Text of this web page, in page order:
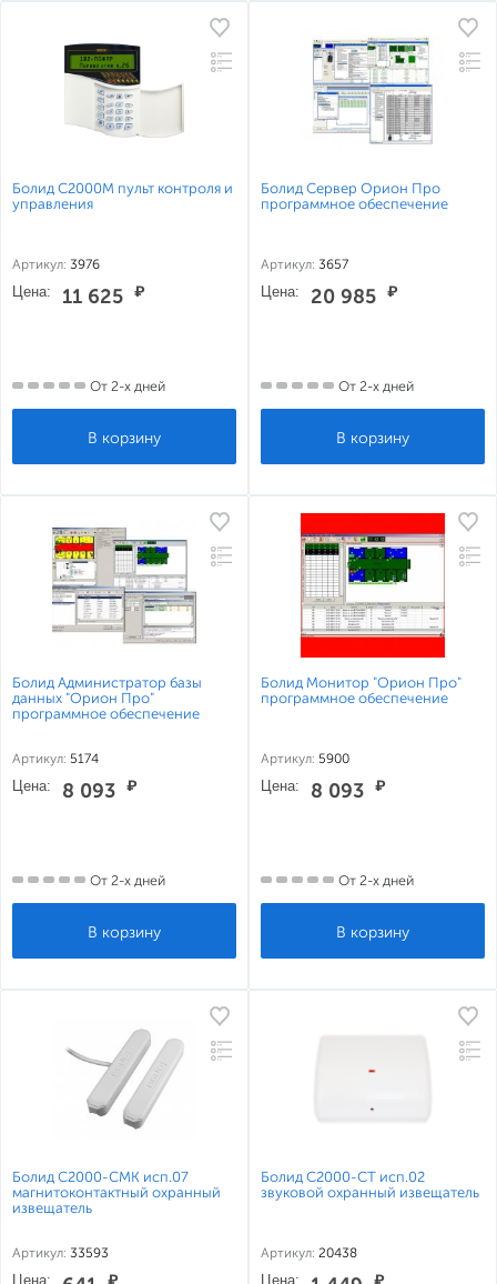
Болид С2000М пульт контроля и
управления
Артикул: 3976
Цена: 11 625 ₽
От 2-х дней
Болид Сервер Орион Про
программное обеспечение
Артикул: 3657
Цена: 20 985 ₽
От 2-х дней
Болид Администратор базы
данных "Орион Про"
программное обеспечение
Артикул: 5174
Цена: 8 093 ₽
От 2-х дней
Болид Монитор "Орион Про"
программное обеспечение
Артикул: 5900
Цена: 8 093 ₽
От 2-х дней
Болид С2000-СМК исп.07
магнитоконтактный охранный
извещатель
Артикул: 33593
Цена: ₽
Болид С2000-СТ исп.02
звуковой охранный извещатель
Артикул: 20438
Цена: ₽